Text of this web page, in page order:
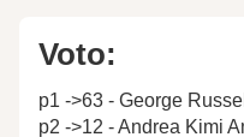
Voto:
p1 ->63 - George Russell
p2 ->12 - Andrea Kimi